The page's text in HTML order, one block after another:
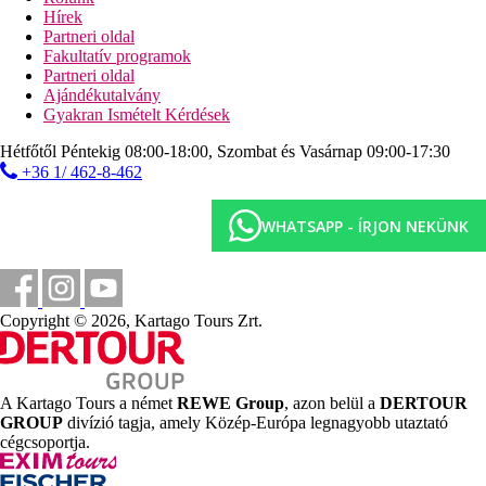
Gyermekek
Gyermekeknek játszótér és miniklub.
Weboldal
https://www.checkinatlantida.com/
Internet
Ingyenes:Wifi a szálloda területén
Távolságok
500 m
Városközpont
Távolság a tengerparttól
700 m
Autóbuszpályaudvar
Hírek
Partneri oldal
Fakultatív programok
Partneri oldal
Ajándékutalvány
Gyakran Ismételt Kérdések
Hétfőtől Péntekig 08:00-18:00, Szombat és Vasárnap 09:00-17:30
+36 1/ 462-8-462
WHATSAPP - ÍRJON NEKÜNK
Copyright © 2026, Kartago Tours Zrt.
A Kartago Tours a német REWE Group, azon belül a DERTOUR
GROUP divízió tagja, amely Közép-Európa legnagyobb utaztató
cégcsoportja.